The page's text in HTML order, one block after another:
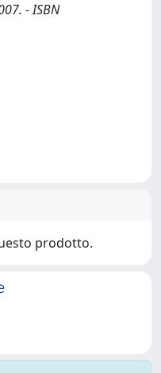
- ISBN
prodotto.